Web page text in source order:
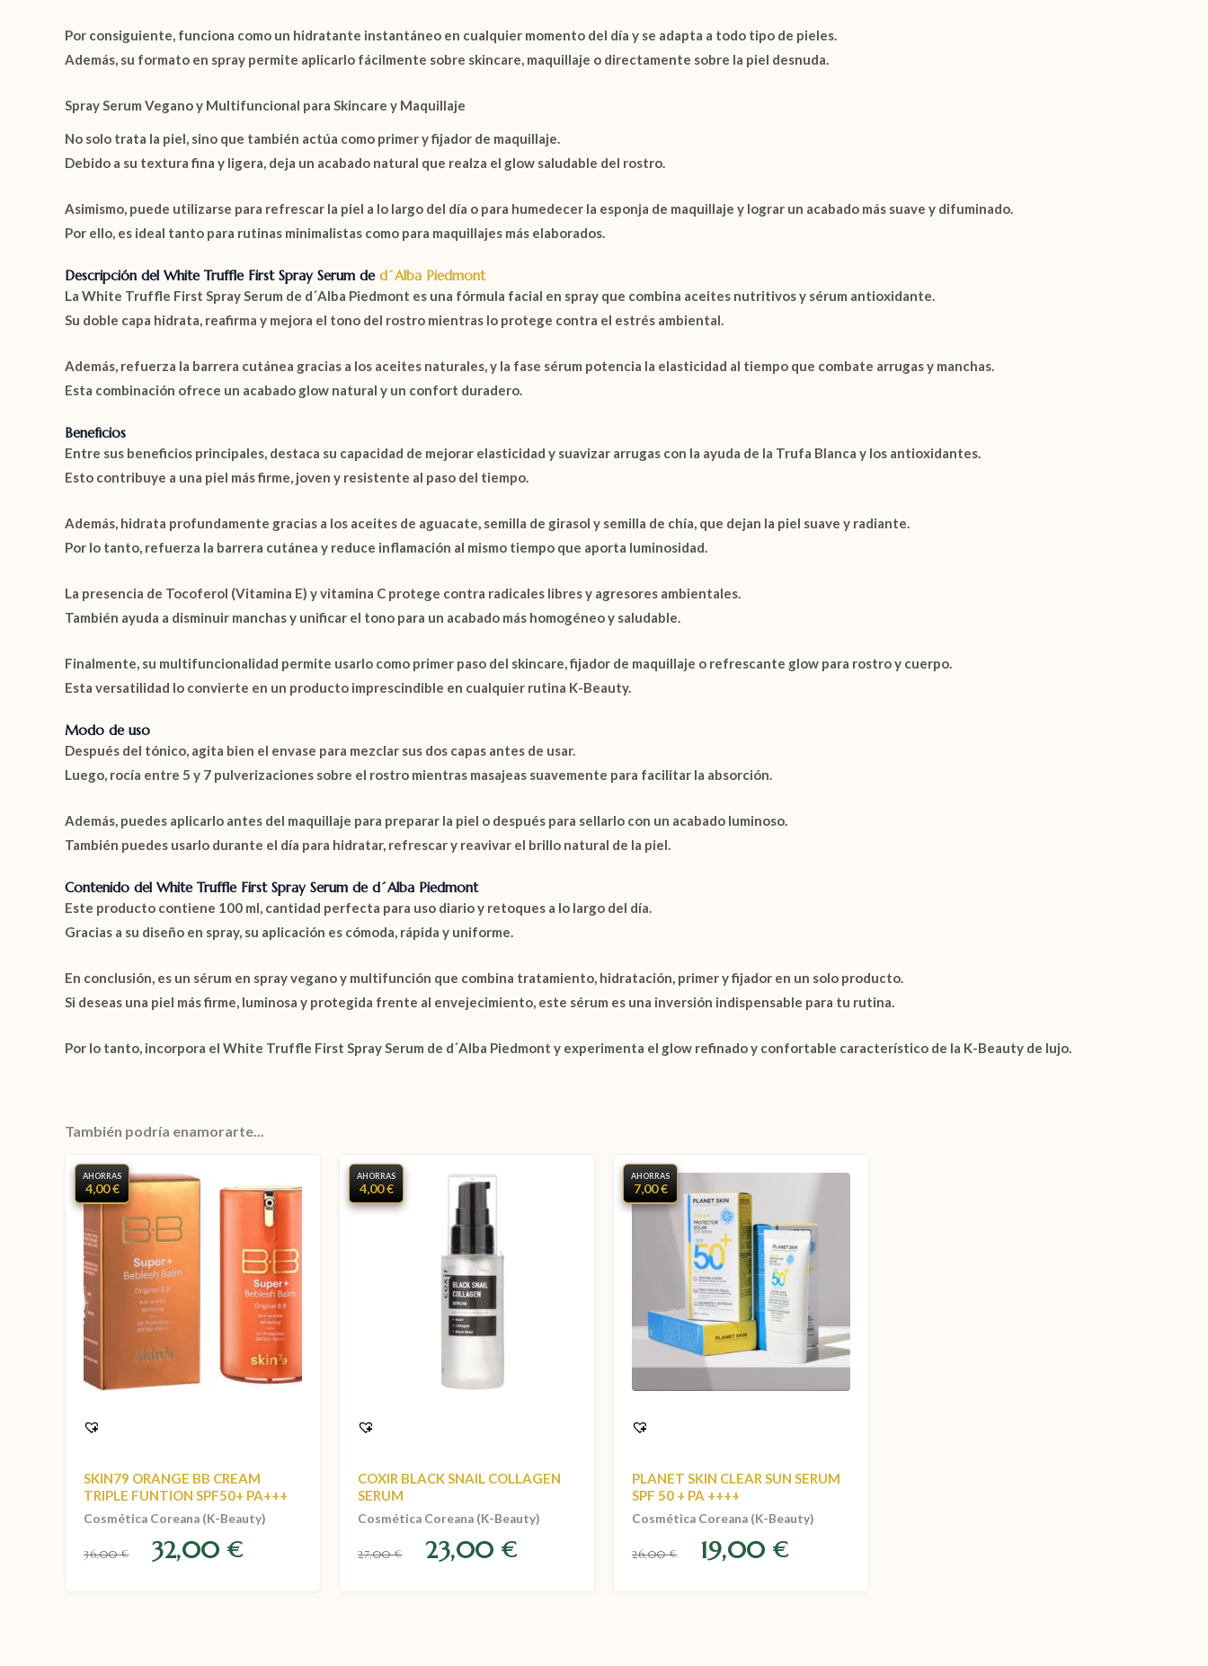
Por consiguiente, funciona como un hidratante instantáneo en cualquier momento del día y se adapta a todo tipo de pieles.
Además, su formato en spray permite aplicarlo fácilmente sobre skincare, maquillaje o directamente sobre la piel desnuda.
Spray Serum Vegano y Multifuncional para Skincare y Maquillaje
No solo trata la piel, sino que también actúa como primer y fijador de maquillaje.
Debido a su textura fina y ligera, deja un acabado natural que realza el glow saludable del rostro.
Asimismo, puede utilizarse para refrescar la piel a lo largo del día o para humedecer la esponja de maquillaje y lograr un acabado más suave y difuminado.
Por ello, es ideal tanto para rutinas minimalistas como para maquillajes más elaborados.
Descripción del White Truffle First Spray Serum de d´Alba Piedmont
La White Truffle First Spray Serum de d´Alba Piedmont es una fórmula facial en spray que combina aceites nutritivos y sérum antioxidante.
Su doble capa hidrata, reafirma y mejora el tono del rostro mientras lo protege contra el estrés ambiental.
Además, refuerza la barrera cutánea gracias a los aceites naturales, y la fase sérum potencia la elasticidad al tiempo que combate arrugas y manchas.
Esta combinación ofrece un acabado glow natural y un confort duradero.
Beneficios
Entre sus beneficios principales, destaca su capacidad de mejorar elasticidad y suavizar arrugas con la ayuda de la Trufa Blanca y los antioxidantes.
Esto contribuye a una piel más firme, joven y resistente al paso del tiempo.
Además, hidrata profundamente gracias a los aceites de aguacate, semilla de girasol y semilla de chía, que dejan la piel suave y radiante.
Por lo tanto, refuerza la barrera cutánea y reduce inflamación al mismo tiempo que aporta luminosidad.
La presencia de Tocoferol (Vitamina E) y vitamina C protege contra radicales libres y agresores ambientales.
También ayuda a disminuir manchas y unificar el tono para un acabado más homogéneo y saludable.
Finalmente, su multifuncionalidad permite usarlo como primer paso del skincare, fijador de maquillaje o refrescante glow para rostro y cuerpo.
Esta versatilidad lo convierte en un producto imprescindible en cualquier rutina K-Beauty.
Modo de uso
Después del tónico, agita bien el envase para mezclar sus dos capas antes de usar.
Luego, rocía entre 5 y 7 pulverizaciones sobre el rostro mientras masajeas suavemente para facilitar la absorción.
Además, puedes aplicarlo antes del maquillaje para preparar la piel o después para sellarlo con un acabado luminoso.
También puedes usarlo durante el día para hidratar, refrescar y reavivar el brillo natural de la piel.
Contenido del White Truffle First Spray Serum de d´Alba Piedmont
Este producto contiene 100 ml, cantidad perfecta para uso diario y retoques a lo largo del día.
Gracias a su diseño en spray, su aplicación es cómoda, rápida y uniforme.
En conclusión, es un sérum en spray vegano y multifunción que combina tratamiento, hidratación, primer y fijador en un solo producto.
Si deseas una piel más firme, luminosa y protegida frente al envejecimiento, este sérum es una inversión indispensable para tu rutina.
Por lo tanto, incorpora el White Truffle First Spray Serum de d´Alba Piedmont y experimenta el glow refinado y confortable característico de la K-Beauty de lujo.
También podría enamorarte...
AHORRAS
4,00 €
SKIN79 ORANGE BB CREAM
TRIPLE FUNTION SPF50+ PA+++
Cosmética Coreana (K-Beauty)
36,00€ 32,00 €
AHORRAS
4,00 €
COXIR BLACK SNAIL COLLAGEN
SERUM
Cosmética Coreana (K-Beauty)
27,00€ 23,00 €
AHORRAS
7,00 €
PLANET SKIN CLEAR SUN SERUM
SPF 50 + PA ++++
Cosmética Coreana (K-Beauty)
26,00€ 19,00 €